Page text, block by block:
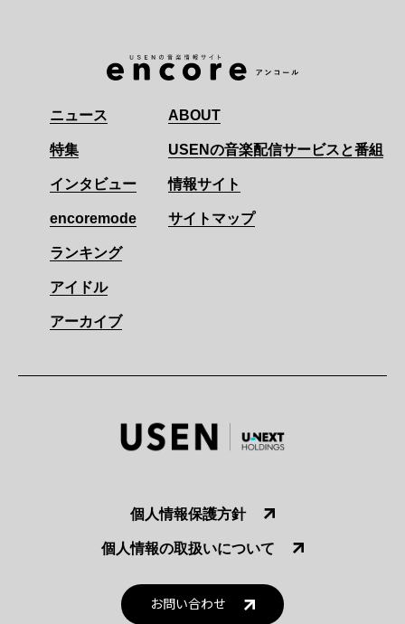
ニュース
特集
インタビュー
encoremode
ランキング
アイドル
アーカイブ
ABOUT
USENの音楽配信サービスと番組
情報サイト
サイトマップ
個人情報保護方針
個人情報の取扱いについて
お問い合わせ